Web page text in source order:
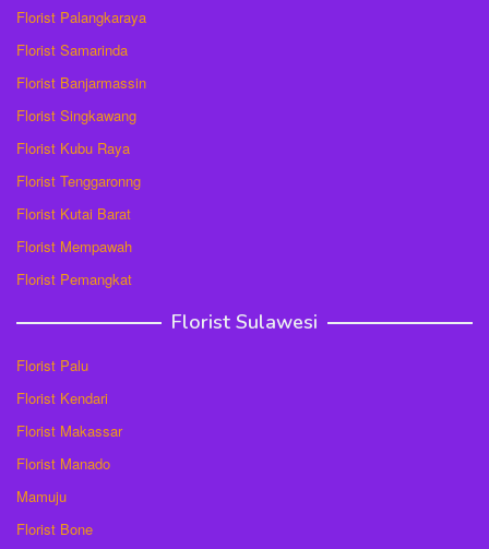
Florist Palangkaraya
Florist Samarinda
Florist Banjarmassin
Florist Singkawang
Florist Kubu Raya
Florist Tenggaronng
Florist Kutai Barat
Florist Mempawah
Florist Pemangkat
Florist Sulawesi
Florist Palu
Florist Kendari
Florist Makassar
Florist Manado
Mamuju
Florist Bone